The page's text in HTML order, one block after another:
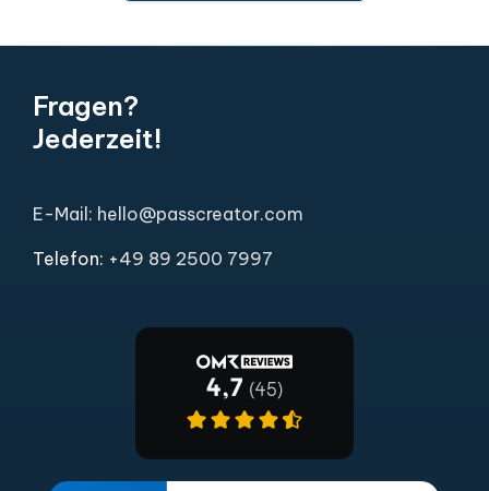
Fragen?
Jederzeit!
E-Mail: hello@passcreator.com
Telefon: +49 89 2500 7997